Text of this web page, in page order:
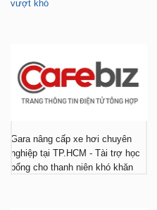
vượt khó
Gara nâng cấp xe hơi chuyên
nghiệp tại TP.HCM - Tài trợ học
bổng cho thanh niên khó khăn